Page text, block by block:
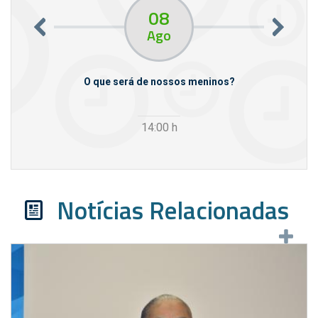
08
Ago
O que será de nossos meninos?
14:00 h
Notícias Relacionadas